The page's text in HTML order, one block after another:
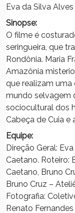
Eva da Silva
Sinopse:
O filme é
seringueira, que
Rondônia. Maria
Amazônia
que realizam uma
mundo selvagem
sociocultural dos
Cabeça de Cuia e
Equipe:
Direção Geral:
Caetano. Roteiro:
Caetano, Bruno
Bruno Cruz –
Fotografia:
Renato